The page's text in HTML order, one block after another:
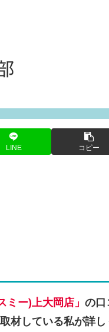
LINE コピー
ミー)上大岡店」の口
材している私が詳し